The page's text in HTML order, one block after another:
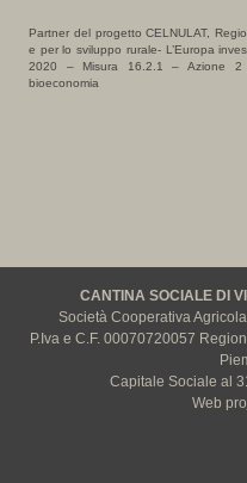
Partner del progetto CELNULAT,
e per lo sviluppo rurale- L’Europa
2020 – Misura 16.2.1 – Azione 2
bioeconomia
CANTINA SOCIALE DI
Società Cooperativa
P.Iva e C.F. 00070720057
Capitale Sociale al
Web